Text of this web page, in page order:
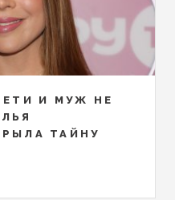
И МУЖ НЕ
ТАЙНУ